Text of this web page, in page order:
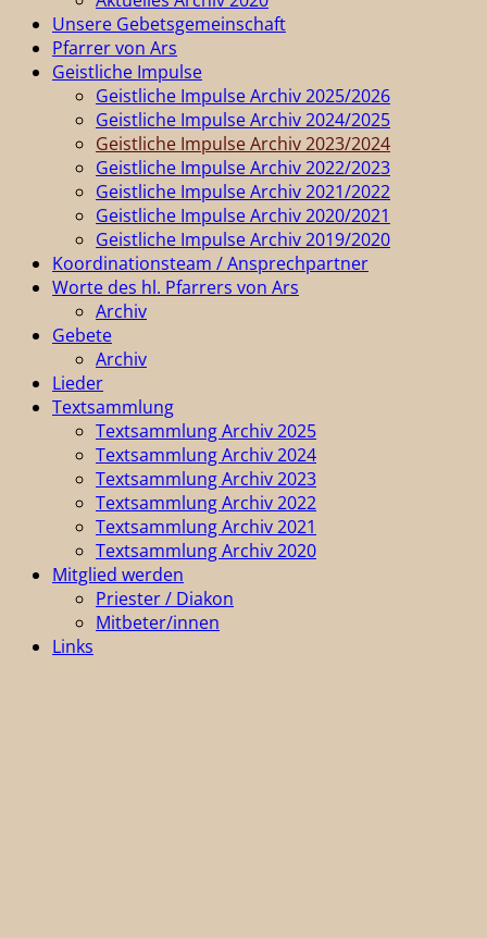
Unsere Gebetsgemeinschaft
Pfarrer von Ars
Geistliche Impulse
Geistliche Impulse Archiv 2025/2026
Geistliche Impulse Archiv 2024/2025
Geistliche Impulse Archiv 2023/2024
Geistliche Impulse Archiv 2022/2023
Geistliche Impulse Archiv 2021/2022
Geistliche Impulse Archiv 2020/2021
Geistliche Impulse Archiv 2019/2020
Koordinationsteam / Ansprechpartner
Worte des hl. Pfarrers von Ars
Archiv
Gebete
Archiv
Lieder
Textsammlung
Textsammlung Archiv 2025
Textsammlung Archiv 2024
Textsammlung Archiv 2023
Textsammlung Archiv 2022
Textsammlung Archiv 2021
Textsammlung Archiv 2020
Mitglied werden
Priester / Diakon
Mitbeter/innen
Links